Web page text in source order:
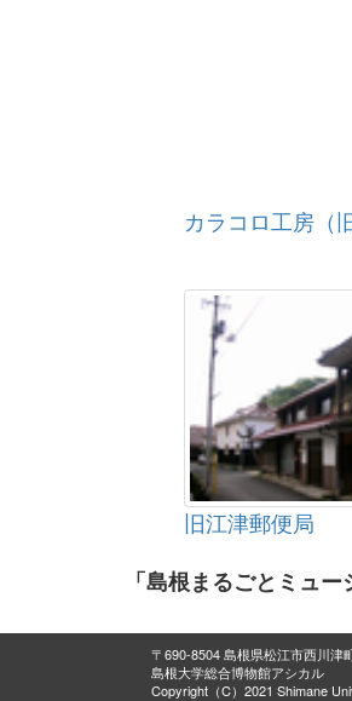
カラコロ工房（
旧江津郵便局
「島根まるごとミュ
〒690-8504 島根県松江市西川津
島根大学総合博物館アシカル
Copyright（C）2021 Shimane